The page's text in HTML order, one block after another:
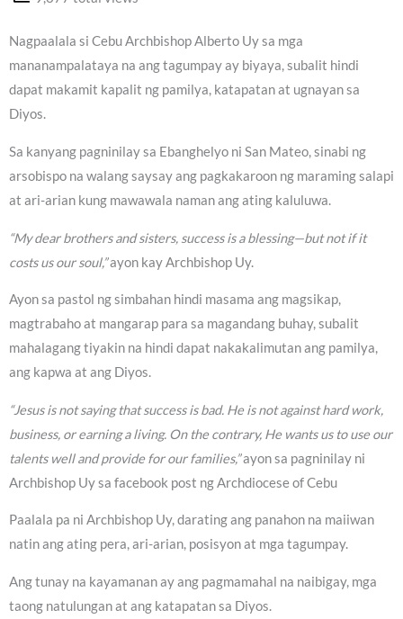
Nagpaalala si Cebu Archbishop Alberto Uy sa mga
mananampalataya na ang tagumpay ay biyaya, subalit hindi
dapat makamit kapalit ng pamilya, katapatan at ugnayan sa
Diyos.
Sa kanyang pagninilay sa Ebanghelyo ni San Mateo, sinabi ng
arsobispo na walang saysay ang pagkakaroon ng maraming salapi
at ari-arian kung mawawala naman ang ating kaluluwa.
“My dear brothers and sisters, success is a blessing—but not if it
costs us our soul,”ayon kay Archbishop Uy.
Ayon sa pastol ng simbahan hindi masama ang magsikap,
magtrabaho at mangarap para sa magandang buhay, subalit
mahalagang tiyakin na hindi dapat nakakalimutan ang pamilya,
ang kapwa at ang Diyos.
“Jesus is not saying that success is bad. He is not against hard work,
business, or earning a living. On the contrary, He wants us to use our
talents well and provide for our families,”ayon sa pagninilay ni
Archbishop Uy sa facebook post ng Archdiocese of Cebu
Paalala pa ni Archbishop Uy, darating ang panahon na maiiwan
natin ang ating pera, ari-arian, posisyon at mga tagumpay.
Ang tunay na kayamanan ay ang pagmamahal na naibigay, mga
taong natulungan at ang katapatan sa Diyos.